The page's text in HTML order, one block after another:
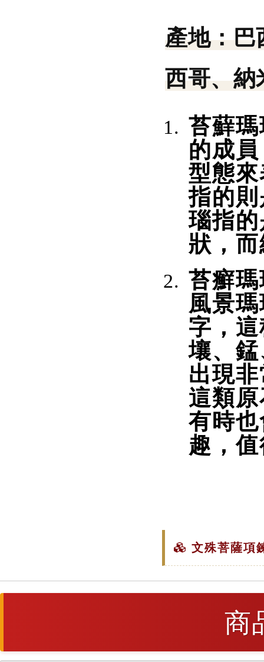
產地： 巴
西哥、納
苔蘚
的成
型態
指的
瑙指
狀，
苔癬
風景
字，
壤、
出現
這類
有時
趣，
文殊菩薩項
商